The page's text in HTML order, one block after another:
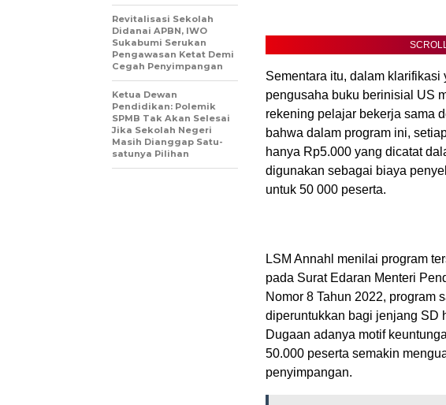
Sementara itu, dalam
pengusaha buku berinisial US
rekening pelajar bekerja sama
bahwa dalam program ini,
hanya Rp5.000 yang dicatat
digunakan sebagai biaya
untuk 50 000 peserta.
LSM Annahl menilai program
pada Surat Edaran Menteri
Nomor 8 Tahun 2022, program
diperuntukkan bagi jenjang SD
Dugaan adanya motif
50.000 peserta semakin
penyimpangan.
Revitalisasi Sekolah
Didanai APBN, IWO
Sukabumi Serukan
Pengawasan Ketat Demi
Cegah Penyimpangan
Ketua Dewan
Pendidikan: Polemik
SPMB Tak Akan Selesai
Jika Sekolah Negeri
Masih Dianggap Satu-
satunya Pilihan